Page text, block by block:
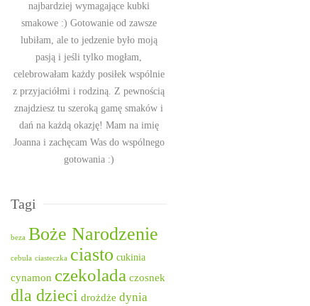
najbardziej wymagające kubki
smakowe :) Gotowanie od zawsze
lubiłam, ale to jedzenie było moją
pasją i jeśli tylko mogłam,
celebrowałam każdy posiłek wspólnie
z przyjaciółmi i rodziną. Z pewnością
znajdziesz tu szeroką gamę smaków i
dań na każdą okazję! Mam na imię
Joanna i zachęcam Was do wspólnego
gotowania :)
Tagi
beza Boże Narodzenie
cebula ciasteczka ciasto cukinia
cynamon czekolada czosnek
dla dzieci drożdże dynia